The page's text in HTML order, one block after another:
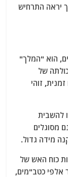
יראה התרחיש
הוא "המלך"
של
זוהי
להשבית
מסוגלים
מידה גדול.
כוח האש של
אלפי כטב"מים,